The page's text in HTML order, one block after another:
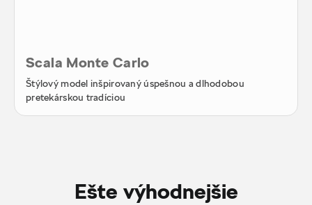
Scala Monte Carlo
Štýlový model inšpirovaný úspešnou a dlhodobou
pretekárskou tradíciou
Ešte výhodnejšie